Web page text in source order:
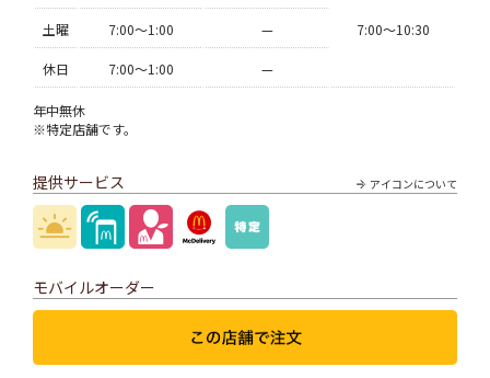
7:00〜10:30
土曜 7:00〜1:00 —
休日 7:00〜1:00 —
年中無休
※特定店舗です。
アイコンについて
提供サービス
モバイルオーダー